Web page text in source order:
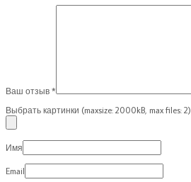
Ваш отзыв *
Выбрать картинки (maxsize: 2000kB, max files: 2)
Имя
Email